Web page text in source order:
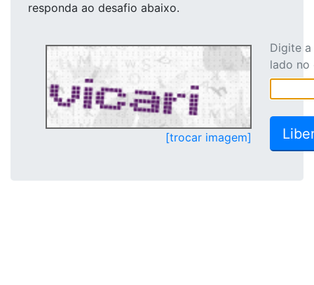
responda ao desafio abaixo.
[trocar imagem]
Digite
lado no